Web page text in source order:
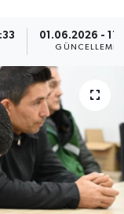
01.06.2026 -
GÜNCELLEME